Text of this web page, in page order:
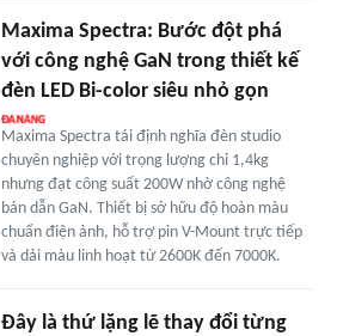
Maxima Spectra: Bước đột phá
với công nghệ GaN trong thiết kế
đèn LED Bi-color siêu nhỏ gọn
Maxima Spectra tái định nghĩa đèn studio
chuyên nghiệp với trọng lượng chỉ 1,4kg
nhưng đạt công suất 200W nhờ công nghệ
bán dẫn GaN. Thiết bị sở hữu độ hoàn màu
chuẩn điện ảnh, hỗ trợ pin V-Mount trực tiếp
và dải màu linh hoạt từ 2600K đến 7000K.
Đây là thứ lặng lẽ thay đổi từng